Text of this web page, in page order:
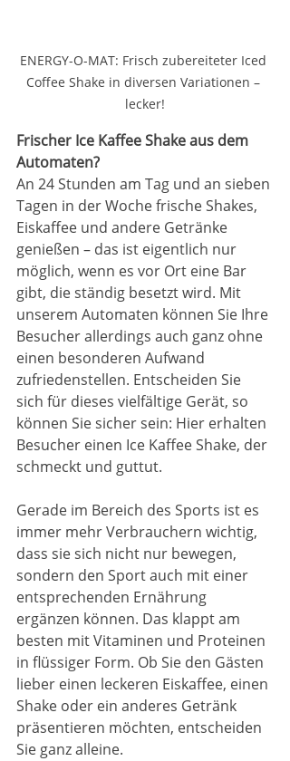
ENERGY-O-MAT: Frisch zubereiteter Iced
Coffee Shake in diversen Variationen –
lecker!
Frischer Ice Kaffee Shake aus dem
Automaten?
An 24 Stunden am Tag und an sieben
Tagen in der Woche frische Shakes,
Eiskaffee und andere Getränke
genießen – das ist eigentlich nur
möglich, wenn es vor Ort eine Bar
gibt, die ständig besetzt wird. Mit
unserem Automaten können Sie Ihre
Besucher allerdings auch ganz ohne
einen besonderen Aufwand
zufriedenstellen. Entscheiden Sie
sich für dieses vielfältige Gerät, so
können Sie sicher sein: Hier erhalten
Besucher einen Ice Kaffee Shake, der
schmeckt und guttut.
Gerade im Bereich des Sports ist es
immer mehr Verbrauchern wichtig,
dass sie sich nicht nur bewegen,
sondern den Sport auch mit einer
entsprechenden Ernährung
ergänzen können. Das klappt am
besten mit Vitaminen und Proteinen
in flüssiger Form. Ob Sie den Gästen
lieber einen leckeren Eiskaffee, einen
Shake oder ein anderes Getränk
präsentieren möchten, entscheiden
Sie ganz alleine.